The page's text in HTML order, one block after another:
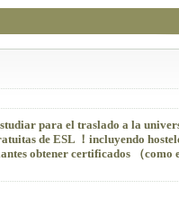
para el traslado a la
de ESL ！incluyendo
obtener certificados （como